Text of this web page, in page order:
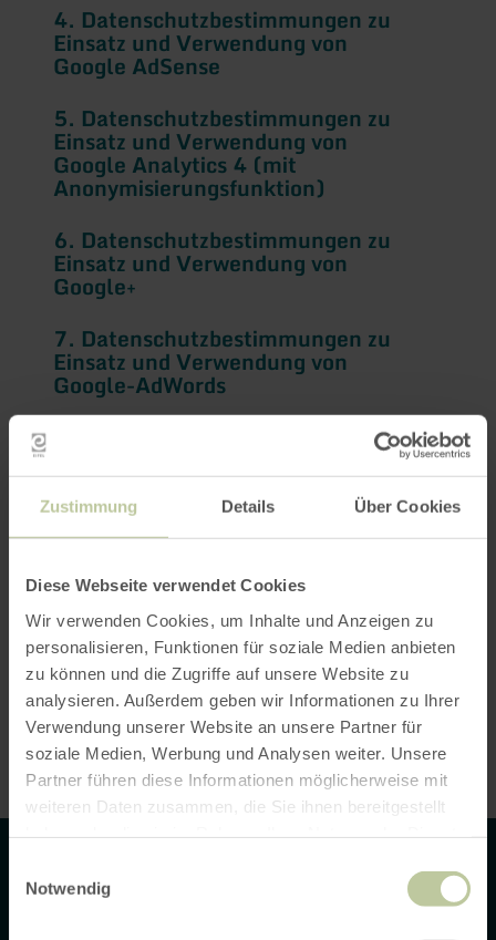
Zustimmung Details Über Cookies
Diese Webseite verwendet Cookies
Wir verwenden Cookies, um Inhalte und Anzeigen zu
personalisieren, Funktionen für soziale Medien anbieten
zu können und die Zugriffe auf unsere Website zu
analysieren. Außerdem geben wir Informationen zu Ihrer
Verwendung unserer Website an unsere Partner für
soziale Medien, Werbung und Analysen weiter. Unsere
Partner führen diese Informationen möglicherweise mit
weiteren Daten zusammen, die Sie ihnen bereitgestellt
Notwendig
4. Datenschutzbestimmungen zu
Einsatz und Verwendung von
Google AdSense
5. Datenschutzbestimmungen zu
Einsatz und Verwendung von
Google Analytics 4 (mit
Anonymisierungsfunktion)
6. Datenschutzbestimmungen zu
Einsatz und Verwendung von
Google+
7. Datenschutzbestimmungen zu
Einsatz und Verwendung von
Google-AdWords
8. Datenschutzbestimmungen zu
Instagram
10. Datenschutzbestimmungen zu
YouTube
11. Einsatz von Google-Maps
12. Einsatz von reCAPTCHA
13. Rechte der betroffenen Person
Contact